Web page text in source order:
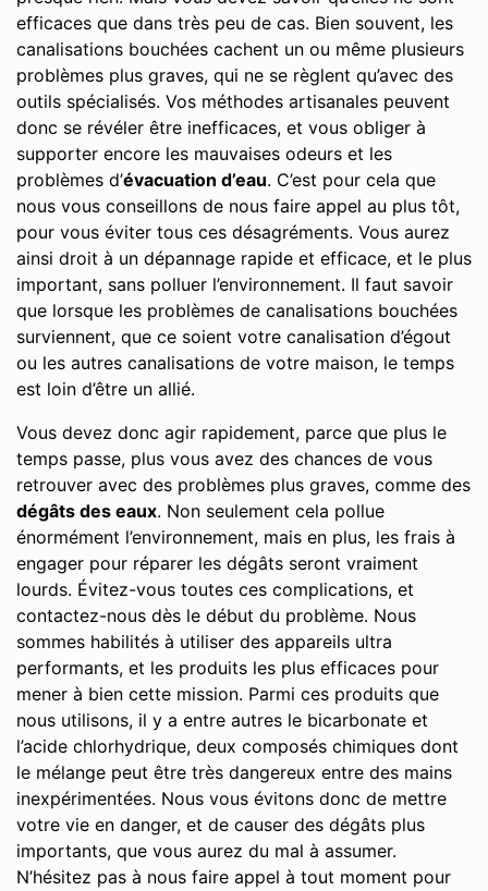
efficaces que dans très peu de cas. Bien souvent, les
canalisations bouchées cachent un ou même plusieurs
problèmes plus graves, qui ne se règlent qu’avec des
outils spécialisés. Vos méthodes artisanales peuvent
donc se révéler être inefficaces, et vous obliger à
supporter encore les mauvaises odeurs et les
problèmes d’évacuation d’eau. C’est pour cela que
nous vous conseillons de nous faire appel au plus tôt,
pour vous éviter tous ces désagréments. Vous aurez
ainsi droit à un dépannage rapide et efficace, et le plus
important, sans polluer l’environnement. Il faut savoir
que lorsque les problèmes de canalisations bouchées
surviennent, que ce soient votre canalisation d’égout
ou les autres canalisations de votre maison, le temps
est loin d’être un allié.
Vous devez donc agir rapidement, parce que plus le
temps passe, plus vous avez des chances de vous
retrouver avec des problèmes plus graves, comme des
dégâts des eaux. Non seulement cela pollue
énormément l’environnement, mais en plus, les frais à
engager pour réparer les dégâts seront vraiment
lourds. Évitez-vous toutes ces complications, et
contactez-nous dès le début du problème. Nous
sommes habilités à utiliser des appareils ultra
performants, et les produits les plus efficaces pour
mener à bien cette mission. Parmi ces produits que
nous utilisons, il y a entre autres le bicarbonate et
l’acide chlorhydrique, deux composés chimiques dont
le mélange peut être très dangereux entre des mains
inexpérimentées. Nous vous évitons donc de mettre
votre vie en danger, et de causer des dégâts plus
importants, que vous aurez du mal à assumer.
N’hésitez pas à nous faire appel à tout moment pour